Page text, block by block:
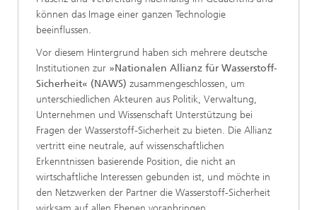
können das Image einer ganzen Technologie
beeinflussen.
Vor diesem Hintergrund haben sich mehrere deutsche
Institutionen zur »Nationalen Allianz für Wasserstoff-
Sicherheit« (NAWS) zusammengeschlossen, um
unterschiedlichen Akteuren aus Politik, Verwaltung,
Unternehmen und Wissenschaft Unterstützung bei
Fragen der Wasserstoff-Sicherheit zu bieten. Die Allianz
vertritt eine neutrale, auf wissenschaftlichen
Erkenntnissen basierende Position, die nicht an
wirtschaftliche Interessen gebunden ist, und möchte in
den Netzwerken der Partner die Wasserstoff-Sicherheit